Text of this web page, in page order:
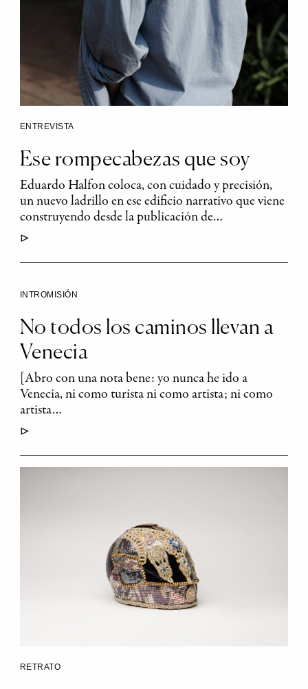
ENTREVISTA
Ese rompecabezas que soy
Eduardo Halfon coloca, con cuidado y precisión,
un nuevo ladrillo en ese edificio narrativo que viene
construyendo desde la publicación de…
▷
INTROMISIÓN
No todos los caminos llevan a
Venecia
[Abro con una nota bene: yo nunca he ido a
Venecia, ni como turista ni como artista; ni como
artista…
▷
RETRATO